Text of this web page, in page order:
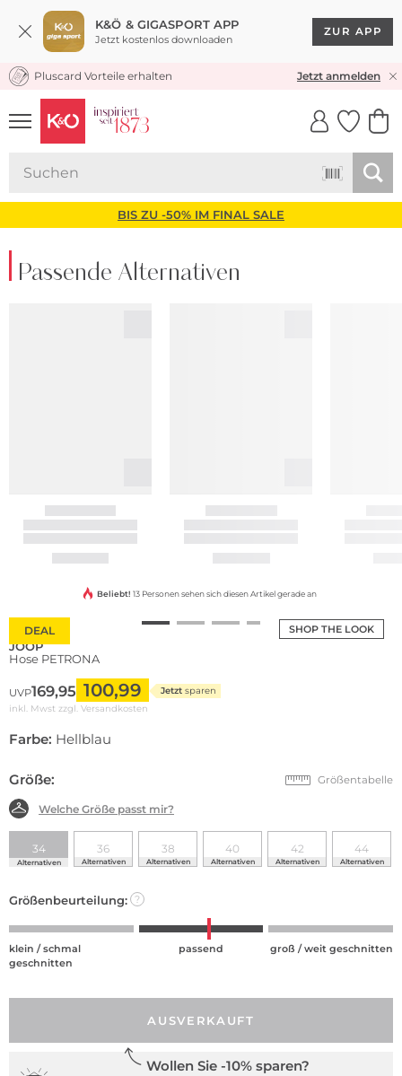
K&Ö & GIGASPORT APP
Jetzt kostenlos downloaden
ZUR APP
KOSTENLOSER VERSAND* & RÜCKVERSAND
Pluscard Vorteile erhalten Jetzt anmelden
UNSERE APP
CLICK &
BIS ZU -50% IM FINAL SALE
Passende Alternativen
SHOP THE LOOK
DEAL
Beliebt! 13 Personen sehen sich diesen Artikel gerade an
JOOP
Hose PETRONA
UVP169,95 100,99 Jetzt sparen
inkl. Mwst zzgl. Versandkosten
Farbe: Hellblau
Größe: Größentabelle
Welche Größe passt mir?
34
Alternativen
36
Alternativen
38
Alternativen
40
Alternativen
42
Alternativen
44
Alternativen
Größenbeurteilung: ?
klein / schmal
geschnitten
passend groß / weit geschnitten
AUSVERKAUFT
Wollen Sie -10% sparen?